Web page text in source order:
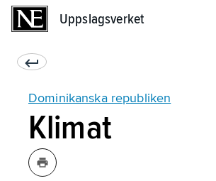
Uppslagsverket
Dominikanska republiken
Klimat